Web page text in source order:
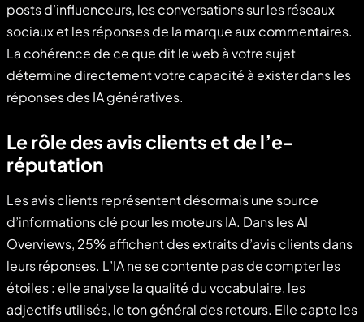
posts d’influenceurs, les conversations sur les réseaux
sociaux et les réponses de la marque aux commentaires.
La cohérence de ce que dit le web à votre sujet
détermine directement votre capacité à exister dans les
réponses des IA génératives.
Le rôle des avis clients et de l’e-
réputation
Les avis clients représentent désormais une source
d’informations clé pour les moteurs IA. Dans les AI
Overviews, 25% affichent des extraits d’avis clients dans
leurs réponses. L’IA ne se contente pas de compter les
étoiles : elle analyse la qualité du vocabulaire, les
adjectifs utilisés, le ton général des retours. Elle capte les